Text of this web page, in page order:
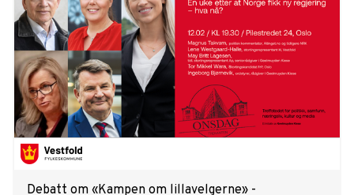
interessante innlegg fra folk som har tilknytning til Vestfold,
og det er alt fra hvordan bedriften deres i Vestfold blir
oppfattet i utlandet, til hvordan det er å bo og jobbe her, sier
hun. Kvelden bød på innlegg fra nye spennende bedrifter
som ser muligheter innenfor ny teknologi, og deltakerne fikk
også understreket noen av de fordelene som Vestfold har å
tilby.
Debatt om «Kampen om lillavelgerne» -